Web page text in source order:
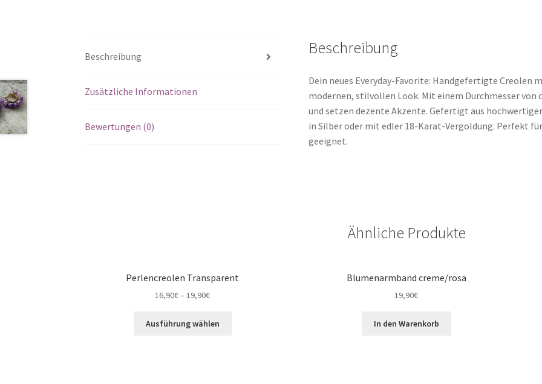
Beschreibung
Zusätzliche Informationen
Bewertungen (0)
Beschreibung
Dein neues Everyday-Favorite: Handgefertigte
modernen, stilvollen Look. Mit einem Durchmesser von
und setzen dezente Akzente. Gefertigt aus
in Silber oder mit edler 18-Karat-Vergoldung. Perfekt
geeignet.
Ähnliche Produkte
Perlencreolen Transparent
16,90€–19,90€
Ausführung wählen
Blumenarmband creme/rosa
19,90€
In den Warenkorb